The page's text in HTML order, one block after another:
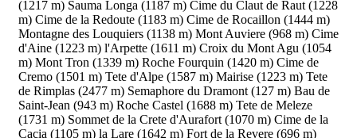
(1217 m) Sauma Longa (1187 m) Cime du Claut de Raut (1228
m) Cime de la Redoute (1183 m) Cime de Rocaillon (1444 m)
Montagne des Louquiers (1138 m) Mont Auviere (968 m) Cime
d'Aine (1223 m) l'Arpette (1611 m) Croix du Mont Agu (1054
m) Mont Tron (1339 m) Roche Fourquin (1420 m) Cime de
Cremo (1501 m) Tete d'Alpe (1587 m) Mairise (1223 m) Tete
de Rimplas (2477 m) Semaphore du Dramont (127 m) Bau de
Saint-Jean (943 m) Roche Castel (1688 m) Tete de Meleze
(1731 m) Sommet de la Crete d'Aurafort (1070 m) Cime de la
Cacia (1105 m) la Lare (1642 m) Fort de la Revere (696 m)